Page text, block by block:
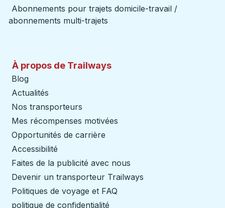
Abonnements pour trajets domicile-travail /
abonnements multi-trajets
À propos de Trailways
Blog
Actualités
Nos transporteurs
Mes récompenses motivées
Opportunités de carrière
Accessibilité
Faites de la publicité avec nous
Devenir un transporteur Trailways
Politiques de voyage et FAQ
politique de confidentialité